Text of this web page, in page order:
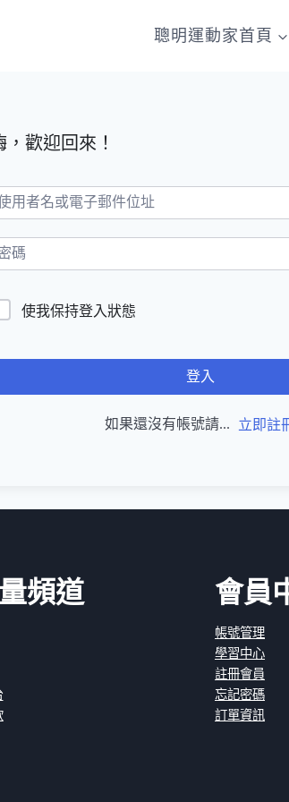
聰明運動家首頁
，歡迎回來！
使我保持登入狀態
登入
如果還沒有帳號請... 立即註
頻道 會員
帳號管理
學習中心
註冊會員
忘記密碼
訂單資訊